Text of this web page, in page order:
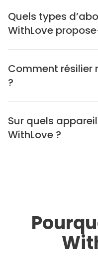
Quels types
WithLove
Comment résilier
?
Sur quels
WithLove ?